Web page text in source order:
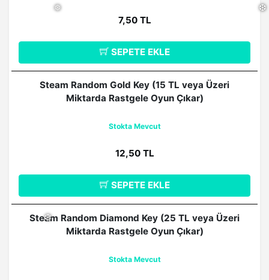
7,50 TL
SEPETE EKLE
Steam Random Gold Key (15 TL veya Üzeri
Miktarda Rastgele Oyun Çıkar)
Stokta Mevcut
12,50 TL
SEPETE EKLE
Steam Random Diamond Key (25 TL veya Üzeri
Miktarda Rastgele Oyun Çıkar)
Stokta Mevcut